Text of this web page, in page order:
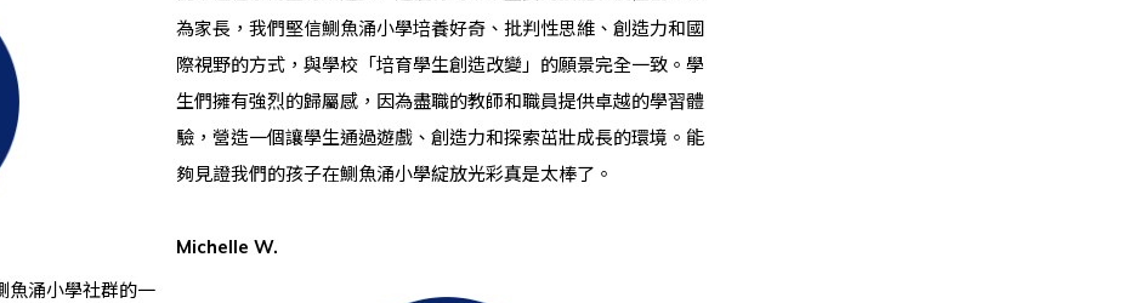
為家長，我們堅信鰂魚涌小學培養好奇、批判性思維、創造力和國
際視野的方式，與學校「培育學生創造改變」的願景完全一致。學
生們擁有強烈的歸屬感，因為盡職的教師和職員提供卓越的學習體
驗，營造一個讓學生通過遊戲、創造力和探索茁壯成長的環境。能
夠見證我們的孩子在鰂魚涌小學綻放光彩真是太棒了。
Michelle W.
魚涌小學社群的一